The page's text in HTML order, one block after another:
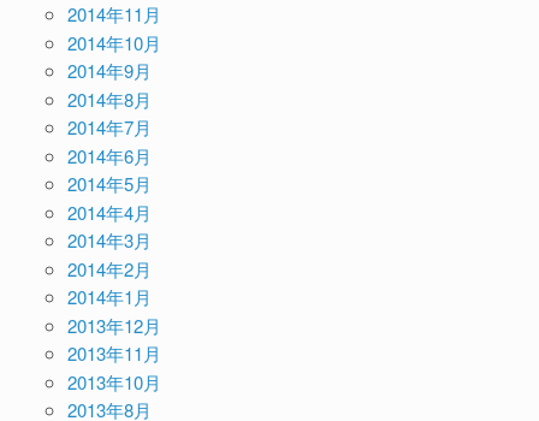
2014年11月
2014年10月
2014年9月
2014年8月
2014年7月
2014年6月
2014年5月
2014年4月
2014年3月
2014年2月
2014年1月
2013年12月
2013年11月
2013年10月
2013年8月